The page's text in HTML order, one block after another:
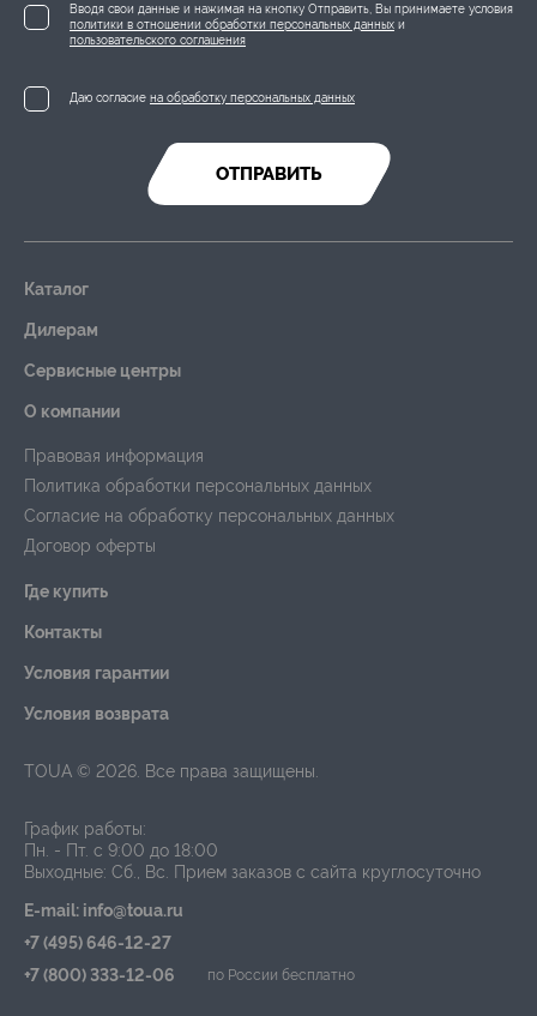
Вводя свои данные и нажимая на кнопку Отправить, Вы принимаете условия
политики в отношении обработки персональных данных и
пользовательского соглашения
Даю согласие на обработку персональных данных
ОТПРАВИТЬ
Каталог
Дилерам
Сервисные центры
О компании
Правовая информация
Политика обработки персональных данных
Согласие на обработку персональных данных
Договор оферты
Где купить
Контакты
Условия гарантии
Условия возврата
TOUA © 2026. Все права защищены.
График работы:
Пн. - Пт. с 9:00 до 18:00
Выходные: Сб., Вс.
Прием заказов с сайта круглосуточно
E-mail: info@toua.ru
+7 (495) 646-12-27
+7 (800) 333-12-06
по России бесплатно